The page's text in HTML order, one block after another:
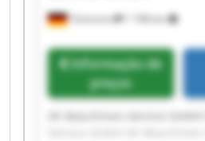
Tönisvorst 1 748 km
Informação de
preços